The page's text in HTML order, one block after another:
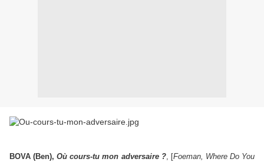
BOVA (Ben),Où cours-tu mon adversaire ?, [Foeman, Where Do You